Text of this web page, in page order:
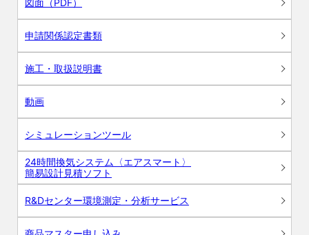
図面（PDF）
申請関係認定書類
施工・取扱説明書
動画
シミュレーションツール
24時間換気システム〈エアスマート〉
簡易設計見積ソフト
R&Dセンター環境測定・分析サービス